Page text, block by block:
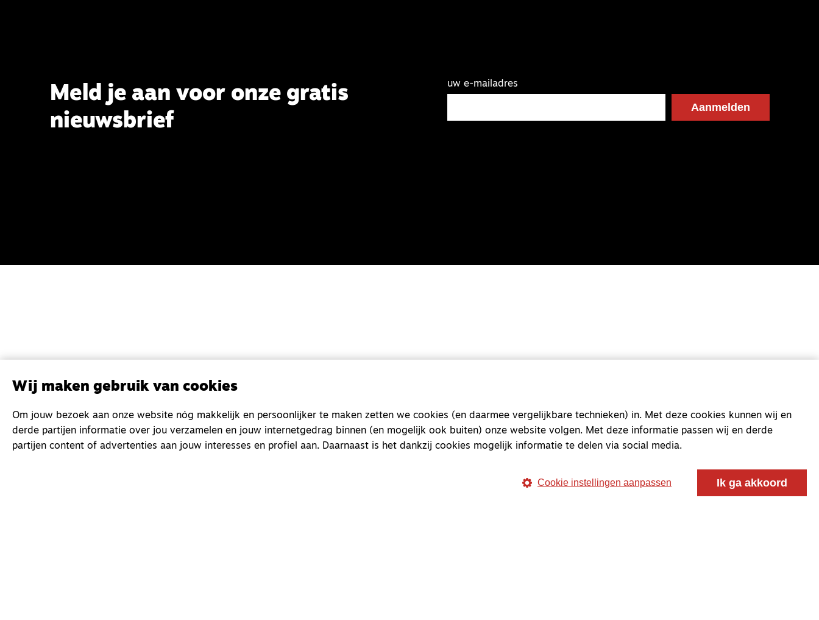
Meld je aan voor onze gratis
nieuwsbrief
uw e-mailadres
Magazine Onderweg
Onderweg is een platform voor ontmoeting, vorming en gesprek voor christenen
onderweg, in het bijzonder voor de Nederlandse Gereformeerde Kerken.
Wij maken gebruik van cookies
Om jouw bezoek aan onze website nóg makkelijk en persoonlijker te maken zetten we cookies (en daarmee vergelijkbare technieken) in. Met deze cookies kunnen wij en
derde partijen informatie over jou verzamelen en jouw internetgedrag binnen (en mogelijk ook buiten) onze website volgen. Met deze informatie passen wij en derde
partijen content of advertenties aan jouw interesses en profiel aan. Daarnaast is het dankzij cookies mogelijk informatie te delen via social media.
Cookie instellingen aanpassen Ik ga akkoord